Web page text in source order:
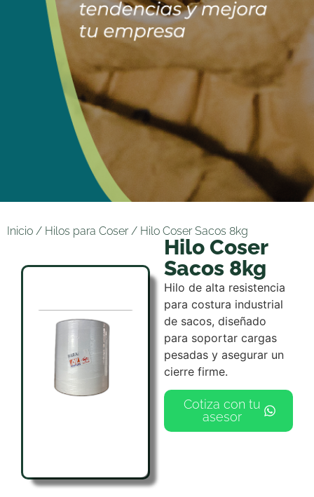
Inicio / Hilos para Coser/ Hilo Coser Sacos 8kg
Hilo Coser
Sacos 8kg
Hilo de alta resistencia
para costura industrial
de sacos, diseñado
para soportar cargas
pesadas y asegurar un
cierre firme.
Cotiza con tu
asesor